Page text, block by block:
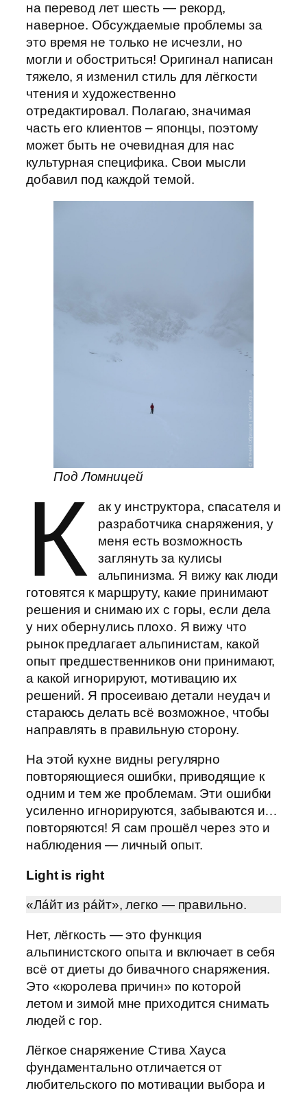
на перевод лет шесть — рекорд,
наверное. Обсуждаемые проблемы за
это время не только не исчезли, но
могли и обостриться! Оригинал написан
тяжело, я изменил стиль для лёгкости
чтения и художественно
отредактировал. Полагаю, значимая
часть его клиентов – японцы, поэтому
может быть не очевидная для нас
культурная специфика. Свои мысли
добавил под каждой темой.
Под Ломницей
К
ак у инструктора, спасателя и
разработчика снаряжения, у
меня есть возможность
заглянуть за кулисы
альпинизма. Я вижу как люди
готовятся к маршруту, какие принимают
решения и снимаю их с горы, если дела
у них обернулись плохо. Я вижу что
рынок предлагает альпинистам, какой
опыт предшественников они принимают,
а какой игнорируют, мотивацию их
решений. Я просеиваю детали неудач и
стараюсь делать всё возможное, чтобы
направлять в правильную сторону.
На этой кухне видны регулярно
повторяющиеся ошибки, приводящие к
одним и тем же проблемам. Эти ошибки
усиленно игнорируются, забываются и…
повторяются! Я сам прошёл через это и
наблюдения — личный опыт.
Light is right
«Лáйт из рáйт», легко — правильно.
Нет, лёгкость — это функция
альпинистского опыта и включает в себя
всё от диеты до бивачного снаряжения.
Это «королева причин» по которой
летом и зимой мне приходится снимать
людей с гор.
Лёгкое снаряжение Стива Хауса
фундаментально отличается от
любительского по мотивации выбора и